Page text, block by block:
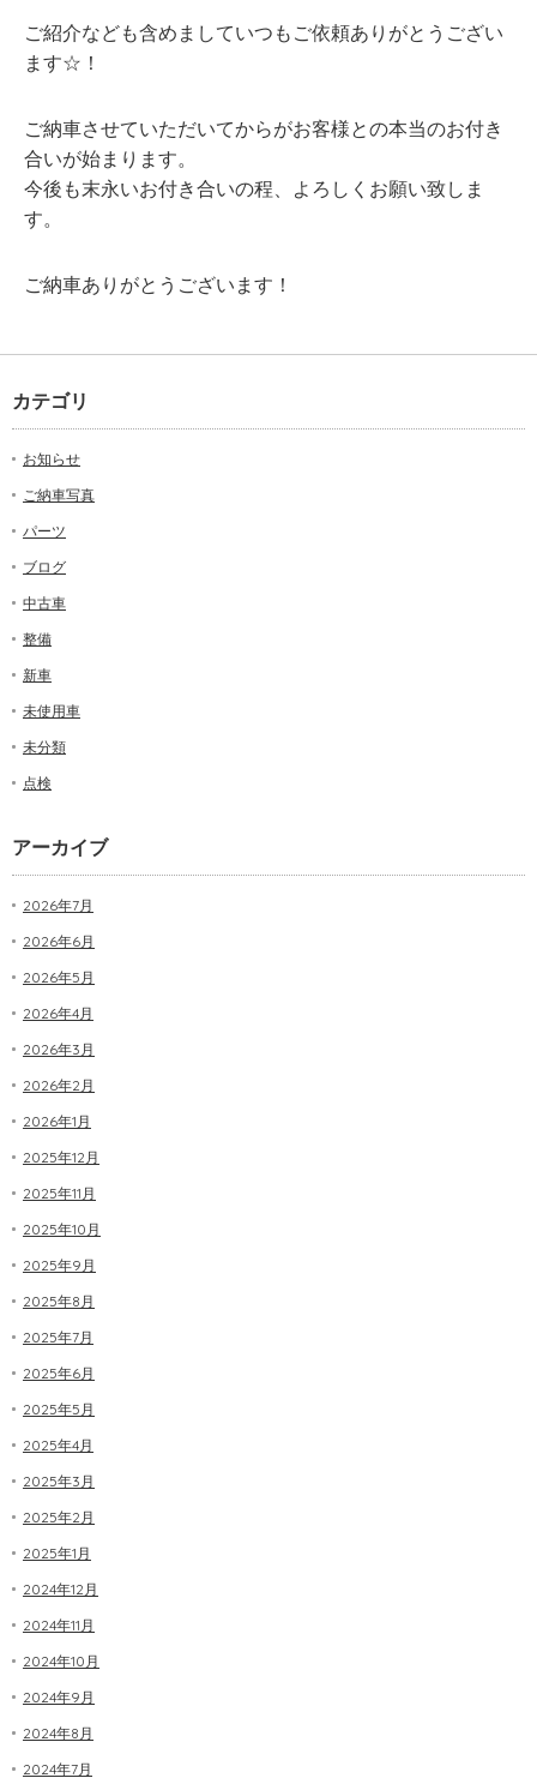
ご紹介なども含めましていつもご依頼ありがとうござい
ます☆！
ご納車させていただいてからがお客様との本当のお付き
合いが始まります。
今後も末永いお付き合いの程、よろしくお願い致しま
す。
ご納車ありがとうございます！
カテゴリ
お知らせ
ご納車写真
パーツ
ブログ
中古車
整備
新車
未使用車
未分類
点検
アーカイブ
2026年7月
2026年6月
2026年5月
2026年4月
2026年3月
2026年2月
2026年1月
2025年12月
2025年11月
2025年10月
2025年9月
2025年8月
2025年7月
2025年6月
2025年5月
2025年4月
2025年3月
2025年2月
2025年1月
2024年12月
2024年11月
2024年10月
2024年9月
2024年8月
2024年7月